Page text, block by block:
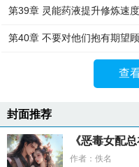
第39章 灵能药液提升修炼速度
第40章 不要对他们抱有期望
查
封面推荐
《恶毒女配
作者：佚名